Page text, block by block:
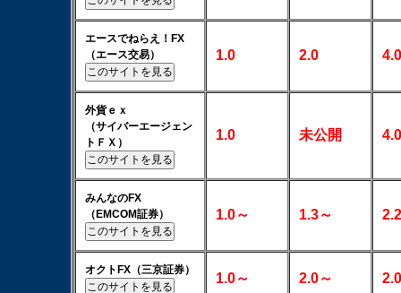
エースでねらえ！FX
（エース交易）
1.0 2.0 4.0
外貨ｅｘ
（サイバーエージェン
トＦＸ）
1.0 未公開 4.0
みんなのFX
（EMCOM証券）
1.0～ 1.3～
オクトFX（三京証券）
1.0～ 2.0～